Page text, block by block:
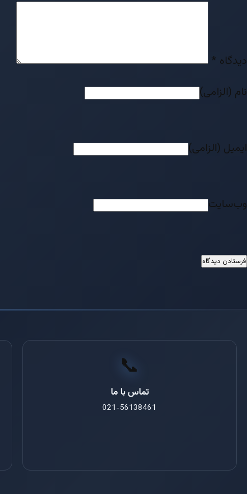
دیدگاه *
نام (الزامی)
ایمیل (الزامی)
وب‌سایت
📞
تماس با ما
021-56138461